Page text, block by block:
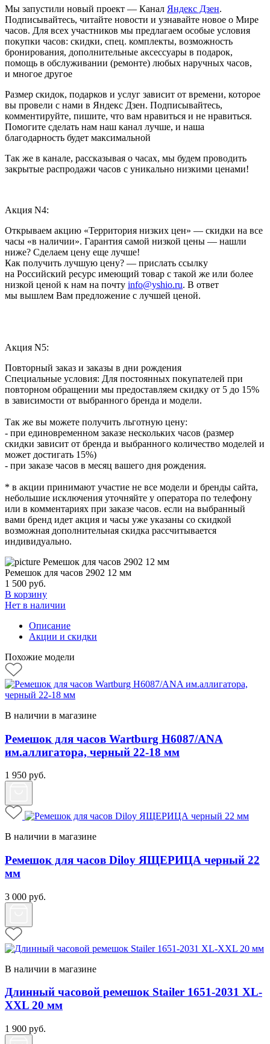
Мы запустили новый проект — Канал Яндекс Дзен.
Подписывайтесь, читайте новости и узнавайте новое о Мире
часов. Для всех участников мы предлагаем особые условия
покупки часов: скидки, спец. комплекты, возможность
бронирования, дополнительные аксессуары в подарок,
помощь в обслуживании (ремонте) любых наручных часов,
и многое другое
Размер скидок, подарков и услуг зависит от времени, которое
вы провели с нами в Яндекс Дзен. Подписывайтесь,
комментируйте, пишите, что вам нравиться и не нравиться.
Помогите сделать нам наш канал лучше, и наша
благодарность будет максимальной
Так же в канале, рассказывая о часах, мы будем проводить
закрытые распродажи часов с уникально низкими ценами!
Акция N4:
Открываем акцию «Территория низких цен» — скидки на все
часы «в наличии». Гарантия самой низкой цены — нашли
ниже? Сделаем цену еще лучше!
Как получить лучшую цену? — прислать ссылку
на Российский ресурс имеющий товар с такой же или более
низкой ценой к нам на почту info@yshio.ru. В ответ
мы вышлем Вам предложение с лучшей ценой.
Акция N5:
Повторный заказ и заказы в дни рождения
Специальные условия: Для постоянных покупателей при
повторном обращении мы предоставляем скидку от 5 до 15%
в зависимости от выбранного бренда и модели.
Так же вы можете получить льготную цену:
- при единовременном заказе нескольких часов (размер
скидки зависит от бренда и выбранного количество моделей и
может достигать 15%)
- при заказе часов в месяц вашего дня рождения.
* в акции принимают участие не все модели и бренды сайта,
небольшие исключения уточняйте у оператора по телефону
или в комментариях при заказе часов. если на выбранный
вами бренд идет акция и часы уже указаны со скидкой
возможная дополнительная скидка рассчитывается
индивидуально.
Ремешок для часов 2902 12 мм
1 500 руб.
В корзину
Нет в наличии
Описание
Акции и скидки
Похожие модели
В наличии в магазине
Ремешок для часов Wartburg H6087/ANA
им.аллигатора, черный 22-18 мм
1 950 руб.
В наличии в магазине
Ремешок для часов Diloy ЯЩЕРИЦА черный 22
мм
3 000 руб.
В наличии в магазине
Длинный часовой ремешок Stailer 1651-2031 XL-
XXL 20 мм
1 900 руб.